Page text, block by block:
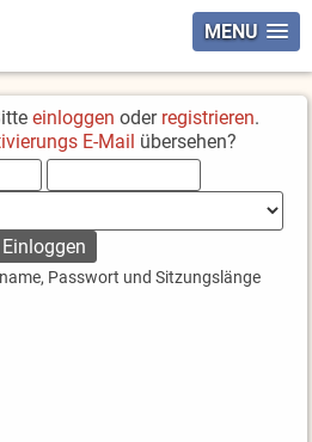
MENU
einloggen oder registrieren.
E-Mail übersehen?
Passwort und Sitzungslänge